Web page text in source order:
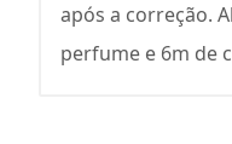
após a correção.
perfume e 6m de